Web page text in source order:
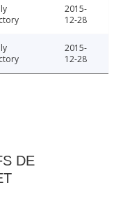
2015-
12-28
2015-
12-28
DE